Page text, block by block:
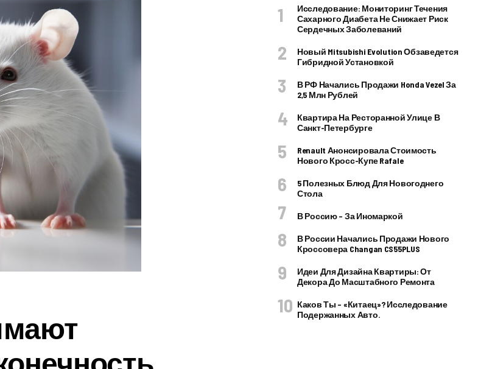
Исследование: Мониторинг Течения
Сахарного Диабета Не Снижает Риск
Сердечных Заболеваний
Новый Mitsubishi Evolution Обзаведется
Гибридной Установкой
В РФ Начались Продажи Honda Vezel За
2,5 Млн Рублей
Квартира На Ресторанной Улице В
Санкт-Петербурге
Renault Анонсировала Стоимость
Нового Кросс-Купе Rafale
5 Полезных Блюд Для Новогоднего
Стола
В Россию – За Иномаркой
В России Начались Продажи Нового
Кроссовера Changan CS55PLUS
Идеи Для Дизайна Квартиры: От
Декора До Масштабного Ремонта
Каков Ты – «китаец»? Исследование
Подержанных Авто.